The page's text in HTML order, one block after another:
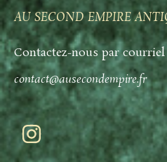
AU SECOND EMPIRE
Contactez-nous par courriel
contact@ausecondempire.fr